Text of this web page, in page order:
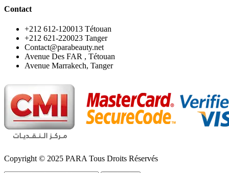
Contact
‪+212 612-120013 Tétouan
‪+212 621-220023 Tanger
Contact@parabeauty.net
Avenue Des FAR , Tétouan
Avenue Marrakech, Tanger
Copyright © 2025 PARA Tous Droits Réservés